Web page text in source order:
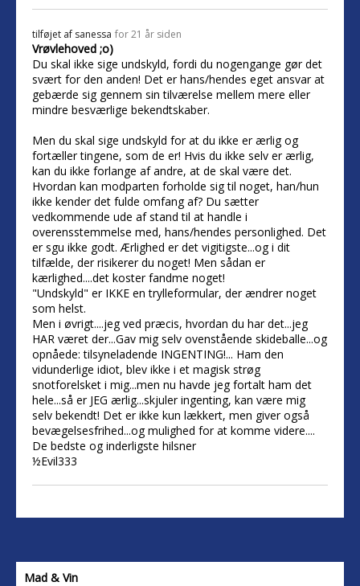
tilføjet af sanessa for 21 år siden
Vrøvlehoved ;o)
Du skal ikke sige undskyld, fordi du nogengange gør det
svært for den anden! Det er hans/hendes eget ansvar at
gebærde sig gennem sin tilværelse mellem mere eller
mindre besværlige bekendtskaber.
Men du skal sige undskyld for at du ikke er ærlig og
fortæller tingene, som de er! Hvis du ikke selv er ærlig,
kan du ikke forlange af andre, at de skal være det.
Hvordan kan modparten forholde sig til noget, han/hun
ikke kender det fulde omfang af? Du sætter
vedkommende ude af stand til at handle i
overensstemmelse med, hans/hendes personlighed. Det
er sgu ikke godt. Ærlighed er det vigitigste...og i dit
tilfælde, der risikerer du noget! Men sådan er
kærlighed....det koster fandme noget!
"Undskyld" er IKKE en trylleformular, der ændrer noget
som helst.
Men i øvrigt....jeg ved præcis, hvordan du har det...jeg
HAR været der...Gav mig selv ovenstående skideballe...og
opnåede: tilsyneladende INGENTING!... Ham den
vidunderlige idiot, blev ikke i et magisk strøg
snotforelsket i mig...men nu havde jeg fortalt ham det
hele...så er JEG ærlig...skjuler ingenting, kan være mig
selv bekendt! Det er ikke kun lækkert, men giver også
bevægelsesfrihed...og mulighed for at komme videre....
De bedste og inderligste hilsner
½Evil333
Mad & Vin